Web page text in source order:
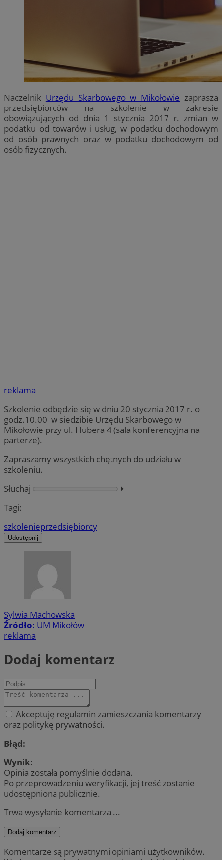
Naczelnik Urzędu Skarbowego w Mikołowie zaprasza
przedsiębiorców na szkolenie w zakresie
obowiązujących od dnia 1 stycznia 2017 r. zmian w
podatku od towarów i usług, w podatku dochodowym
od osób prawnych oraz w podatku dochodowym od
osób fizycznych.
reklama
Szkolenie odbędzie się w dniu 20 stycznia 2017 r. o
godz.10.00 w siedzibie Urzędu Skarbowego w
Mikołowie przy ul. Hubera 4 (sala konferencyjna na
parterze).
Zapraszamy wszystkich chętnych do udziału w
szkoleniu.
Słuchaj
⏵︎
Tagi:
szkolenieprzedsiębiorcy
Udostępnij
Sylwia Machowska
Źródło: UM Mikołów
reklama
Dodaj komentarz
Akceptuję regulamin zamieszczania komentarzy
oraz politykę prywatności.
Błąd:
Wynik:
Opinia została pomyślnie dodana.
Po przeprowadzeniu weryfikacji, jej treść zostanie
udostępniona publicznie.
Trwa wysyłanie komentarza ...
Dodaj komentarz
Komentarze są prywatnymi opiniami użytkowników.